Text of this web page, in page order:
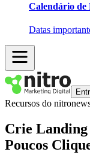
Calendário
Datas
Recursos do
Crie Landing
Poucos